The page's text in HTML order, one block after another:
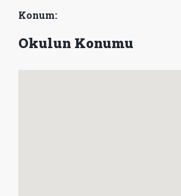
Konum:
Okulun Konumu